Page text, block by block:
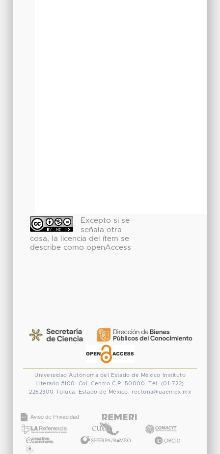
Excepto si se
señala otra
cosa, la licencia del ítem se
describe como openAccess
Universidad Autónoma del Estado de México
Instituto
Literario #100. Col. Centro C.P. 50000. Tel. (01-722)
2262300 Toluca, Estado de México. rectoria@uaemex.mx